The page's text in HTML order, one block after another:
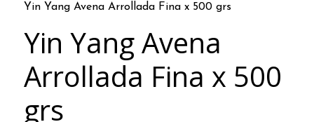
Yin Yang Avena Arrollada Fina x 500 grs
Yin Yang Avena
Arrollada Fina x 500
grs